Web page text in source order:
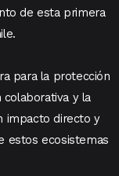
de esta primera
para la protección
y la
impacto directo y
estos ecosistemas